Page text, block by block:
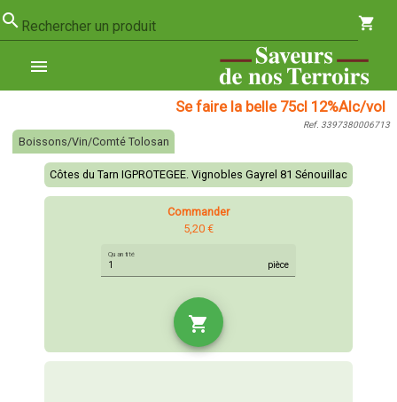
search Rechercher un produit shopping_cart
menu
Se faire la belle 75cl 12%Alc/vol
Ref. 3397380006713
Boissons/Vin/Comté Tolosan
Côtes du Tarn IGPROTEGEE. Vignobles Gayrel 81 Sénouillac
Commander
5,20 €
Quantité
pièce
shopping_cart